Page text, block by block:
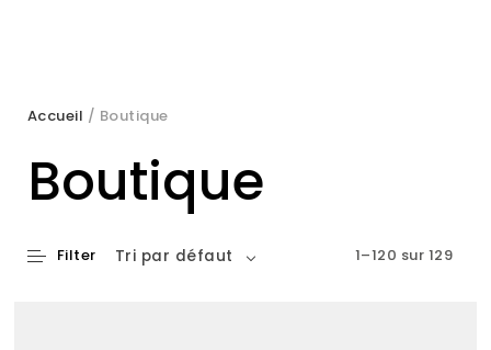
Accueil / Boutique
Boutique
1–120 sur 129
Tri par défaut
Filter